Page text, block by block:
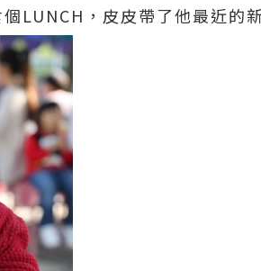
LUNCH，皮皮帶了他最近的